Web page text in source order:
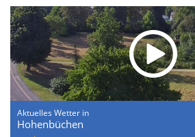
Aktuelles Wetter in
Hohenbüchen